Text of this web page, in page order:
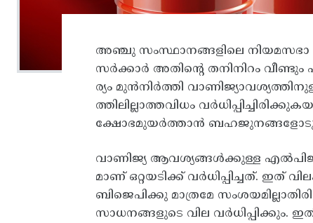
അഞ്ചു സംസ്ഥാനങ്ങളിലെ നിയമസഭാ
സര്‍ക്കാര്‍ അതിന്റെ തനിനിറം
ര്യം മുന്‍നിര്‍ത്തി
ത്തിലില്ലാത്തവിധം
ക്ഷോഭമുയര്‍ത്താന്‍ ബഹജുനങ്ങളോടും
വാണിജ്യ ആവശ്യങ്ങള്‍ക്കുള്ള
മാണ്‌ ഒറ്റയടിക്ക്‌ വര്‍ധിപ്പിച്ചത്‌. ഇത്‌
ബിജെപിക്കു മാത്രമേ
സാധനങ്ങളുടെ വില വര്‍ധിപ്പിക്കും.